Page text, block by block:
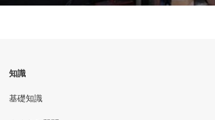
知識
基礎知識